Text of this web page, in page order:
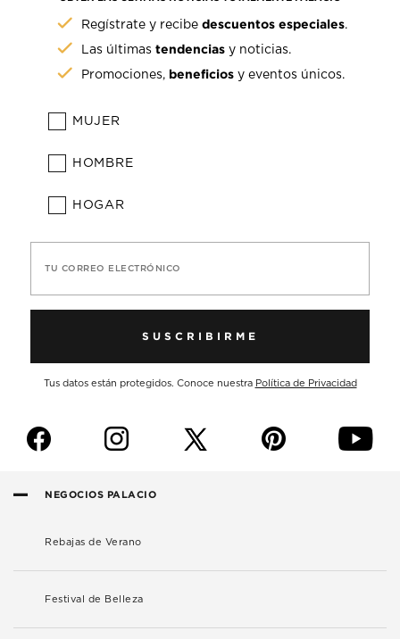
Regístrate y recibedescuentos especiales.
Las últimastendencias y noticias.
Promociones, beneficios y eventos únicos.
MUJER
HOMBRE
HOGAR
TU CORREO ELECTRÓNICO
SUSCRIBIRME
Tus datos están protegidos. Conoce nuestra Política de Privacidad
f i p y
NEGOCIOS PALACIO
Rebajas de Verano
Festival de Belleza